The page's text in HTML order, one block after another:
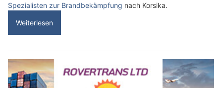
Spezialisten zur Brandbekämpfung nach Korsika.
Weiterlesen